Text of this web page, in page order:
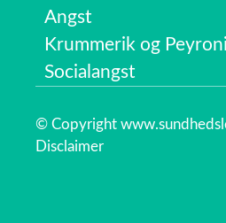
Angst
Krummerik og
Socialangst
© Copyright
Disclaimer